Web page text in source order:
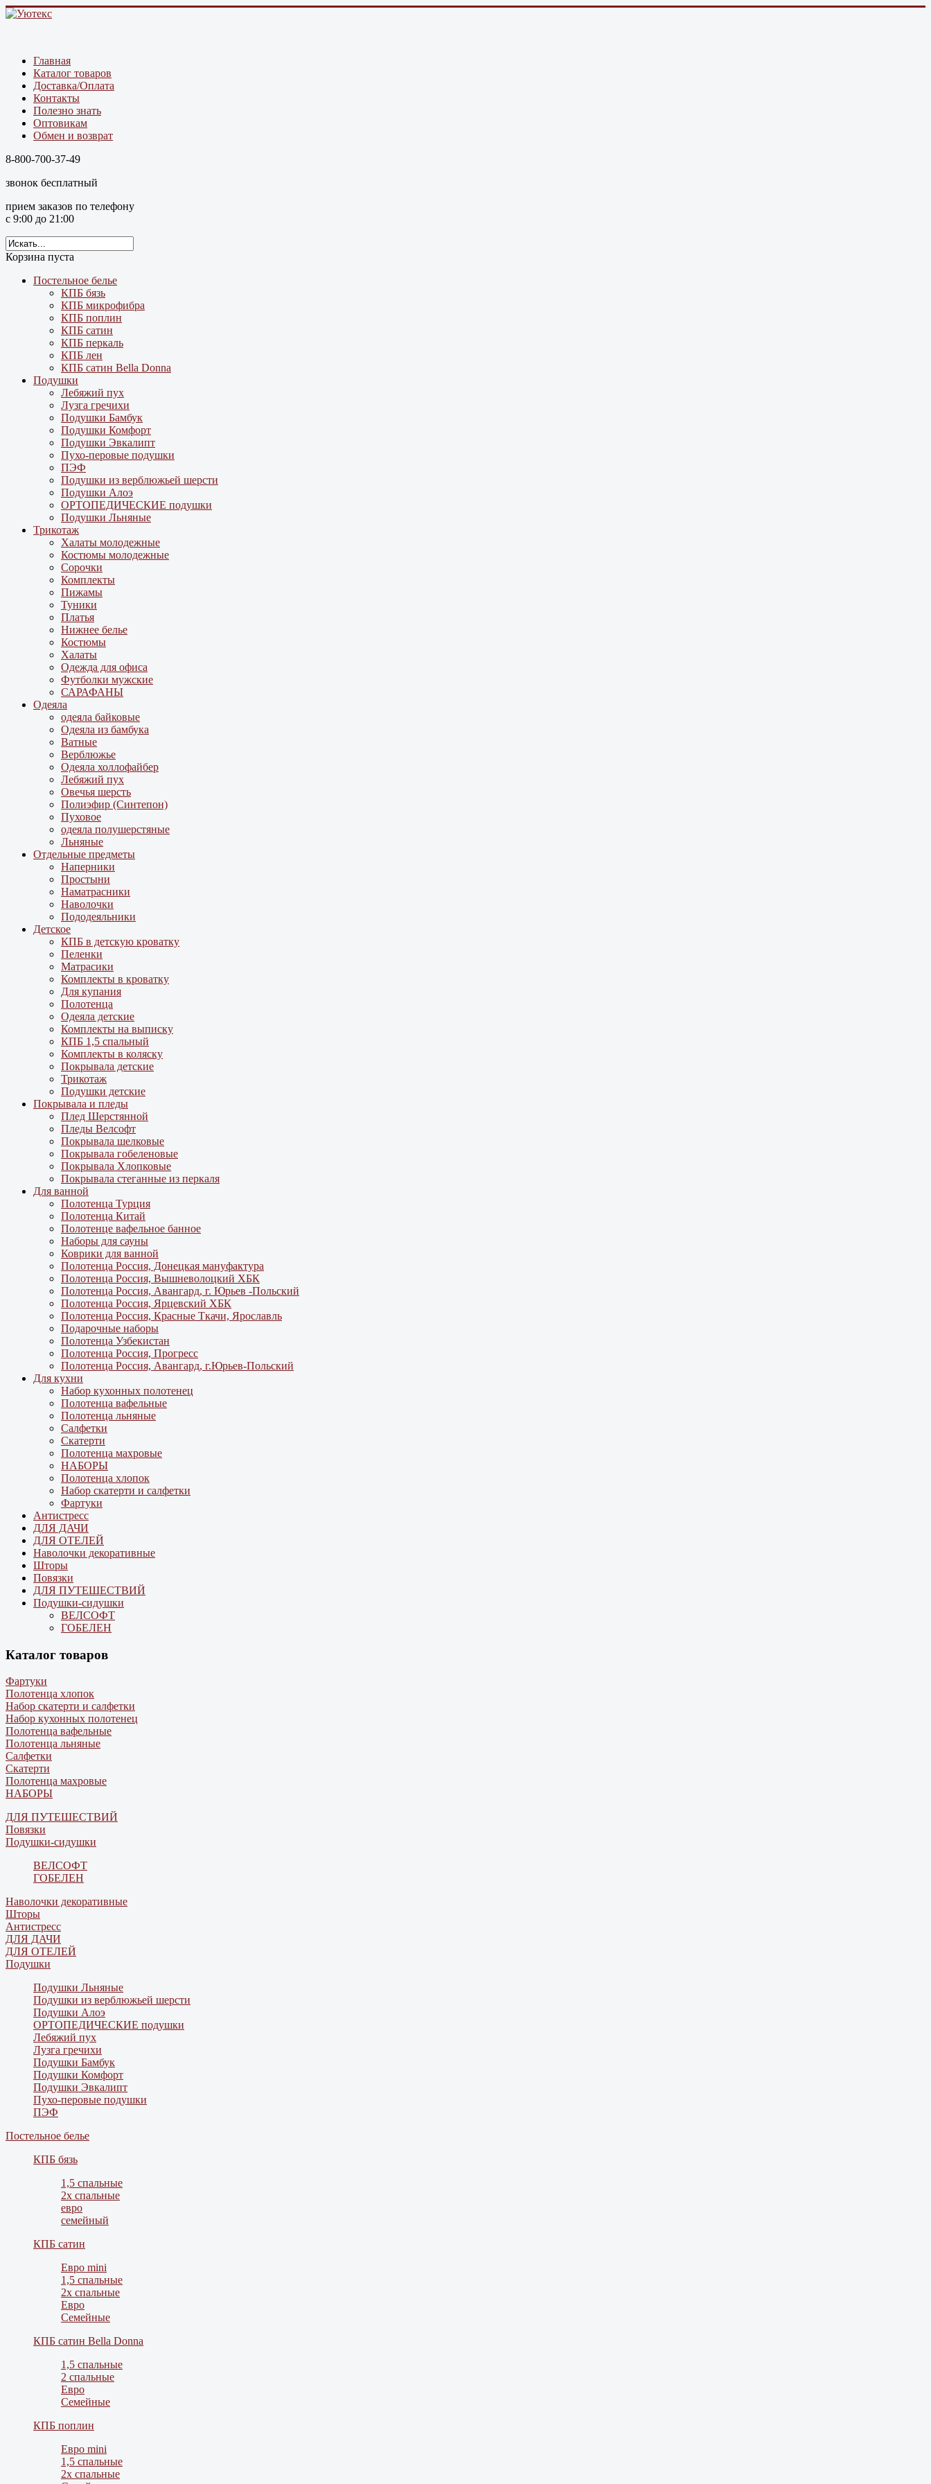
Главная
Каталог товаров
Доставка/Оплата
Контакты
Полезно знать
Оптовикам
Обмен и возврат
8-800-700-37-49
звонок бесплатный
прием заказов по телефону
с 9:00 до 21:00
Корзина пуста
Постельное белье
КПБ бязь
КПБ микрофибра
КПБ поплин
КПБ сатин
КПБ перкаль
КПБ лен
КПБ сатин Bella Donna
Подушки
Лебяжий пух
Лузга гречихи
Подушки Бамбук
Подушки Комфорт
Подушки Эвкалипт
Пухо-перовые подушки
ПЭФ
Подушки из верблюжьей шерсти
Подушки Алоэ
ОРТОПЕДИЧЕСКИЕ подушки
Подушки Льняные
Трикотаж
Халаты молодежные
Костюмы молодежные
Сорочки
Комплекты
Пижамы
Туники
Платья
Нижнее белье
Костюмы
Халаты
Одежда для офиса
Футболки мужские
САРАФАНЫ
Одеяла
одеяла байковые
Одеяла из бамбука
Ватные
Верблюжье
Одеяла холлофайбер
Лебяжий пух
Овечья шерсть
Полиэфир (Синтепон)
Пуховое
одеяла полушерстяные
Льняные
Отдельные предметы
Наперники
Простыни
Наматрасники
Наволочки
Пододеяльники
Детское
КПБ в детскую кроватку
Пеленки
Матрасики
Комплекты в кроватку
Для купания
Полотенца
Одеяла детские
Комплекты на выписку
КПБ 1,5 спальный
Комплекты в коляску
Покрывала детские
Трикотаж
Подушки детские
Покрывала и пледы
Плед Шерстянной
Пледы Велсофт
Покрывала шелковые
Покрывала гобеленовые
Покрывала Хлопковые
Покрывала стеганные из перкаля
Для ванной
Полотенца Турция
Полотенца Китай
Полотенце вафельное банное
Наборы для сауны
Коврики для ванной
Полотенца Россия, Донецкая мануфактура
Полотенца Россия, Вышневолоцкий ХБК
Полотенца Россия, Авангард, г. Юрьев -Польский
Полотенца Россия, Ярцевский ХБК
Полотенца Россия, Красные Ткачи, Ярославль
Подарочные наборы
Полотенца Узбекистан
Полотенца Россия, Прогресс
Полотенца Россия, Авангард, г.Юрьев-Польский
Для кухни
Набор кухонных полотенец
Полотенца вафельные
Полотенца льняные
Салфетки
Скатерти
Полотенца махровые
НАБОРЫ
Полотенца хлопок
Набор скатерти и салфетки
Фартуки
Антистресс
ДЛЯ ДАЧИ
ДЛЯ ОТЕЛЕЙ
Наволочки декоративные
Шторы
Повязки
ДЛЯ ПУТЕШЕСТВИЙ
Подушки-сидушки
ВЕЛСОФТ
ГОБЕЛЕН
Каталог товаров
Фартуки
Полотенца хлопок
Набор скатерти и салфетки
Набор кухонных полотенец
Полотенца вафельные
Полотенца льняные
Салфетки
Скатерти
Полотенца махровые
НАБОРЫ
ДЛЯ ПУТЕШЕСТВИЙ
Повязки
Подушки-сидушки
ВЕЛСОФТ
ГОБЕЛЕН
Наволочки декоративные
Шторы
Антистресс
ДЛЯ ДАЧИ
ДЛЯ ОТЕЛЕЙ
Подушки
Подушки Льняные
Подушки из верблюжьей шерсти
Подушки Алоэ
ОРТОПЕДИЧЕСКИЕ подушки
Лебяжий пух
Лузга гречихи
Подушки Бамбук
Подушки Комфорт
Подушки Эвкалипт
Пухо-перовые подушки
ПЭФ
Постельное белье
КПБ бязь
1,5 спальные
2х спальные
евро
семейный
КПБ сатин
Евро mini
1,5 спальные
2х спальные
Евро
Семейные
КПБ сатин Bella Donna
1,5 спальные
2 спальные
Евро
Семейные
КПБ поплин
Евро mini
1,5 спальные
2х спальные